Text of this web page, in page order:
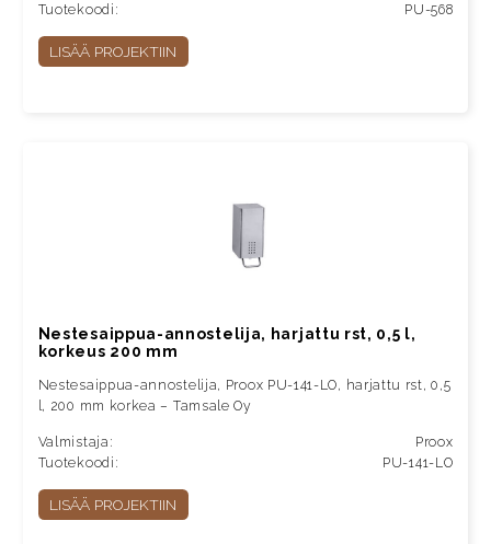
Tuotekoodi: PU-568
LISÄÄ PROJEKTIIN
Nestesaippua-annostelija, harjattu rst, 0,5 l,
korkeus 200 mm
Nestesaippua-annostelija, Proox PU-141-LO, harjattu rst, 0,5
l, 200 mm korkea – Tamsale Oy
Valmistaja:
Proox
Tuotekoodi:
PU-141-LO
LISÄÄ PROJEKTIIN